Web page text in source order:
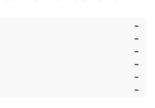
-
-
-
-
-
-